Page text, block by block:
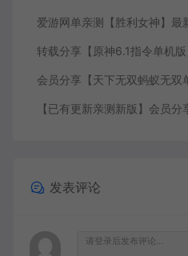
发表评论